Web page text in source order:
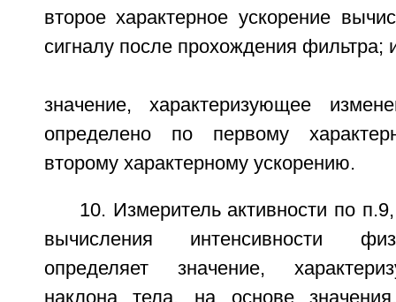
второе характерное ускорение
сигналу после прохождения фильтра;
значение, характеризующее
определено по первому
второму характерному ускорению.
10. Измеритель активности по
вычисления интенсивности
определяет значение,
наклона тела, на основе